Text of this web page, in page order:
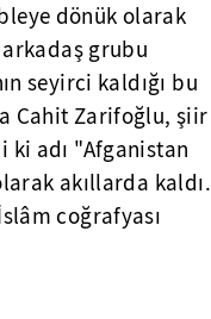
dönük olarak
arkadaş grubu
seyirci kaldığı bu
Cahit Zarifoğlu, şiir
ki adı "Afganistan
akıllarda kaldı.
coğrafyası